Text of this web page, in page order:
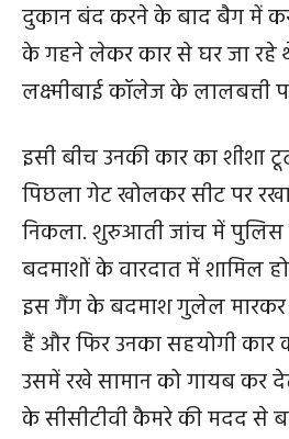
दुकान बंद करने के बाद बैग में
के गहने लेकर कार से घर जा रहे
लक्ष्मीबाई कॉलेज के लालबत्ती
इसी बीच उनकी कार का शीशा
पिछला गेट खोलकर सीट पर
निकला. शुरुआती जांच में
बदमाशों के वारदात में शामिल
इस गैंग के बदमाश गुलेल मारकर
हैं और फिर उनका सहयोगी कार
उसमें रखे सामान को गायब कर
के सीसीटीवी कैमरे की मदद से